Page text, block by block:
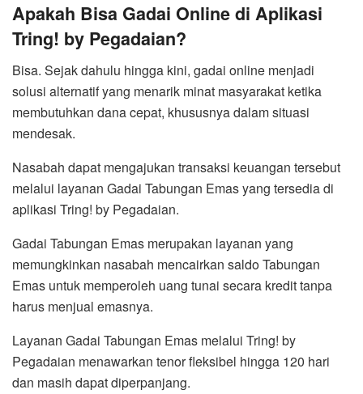
Apakah Bisa Gadai Online di Aplikasi
Tring! by Pegadaian?
Bisa. Sejak dahulu hingga kini, gadai online menjadi
solusi alternatif yang menarik minat masyarakat ketika
membutuhkan dana cepat, khususnya dalam situasi
mendesak.
Nasabah dapat mengajukan transaksi keuangan tersebut
melalui layanan Gadai Tabungan Emas yang tersedia di
aplikasi Tring! by Pegadaian.
Gadai Tabungan Emas merupakan layanan yang
memungkinkan nasabah mencairkan saldo Tabungan
Emas untuk memperoleh uang tunai secara kredit tanpa
harus menjual emasnya.
Layanan Gadai Tabungan Emas melalui Tring! by
Pegadaian menawarkan tenor fleksibel hingga 120 hari
dan masih dapat diperpanjang.